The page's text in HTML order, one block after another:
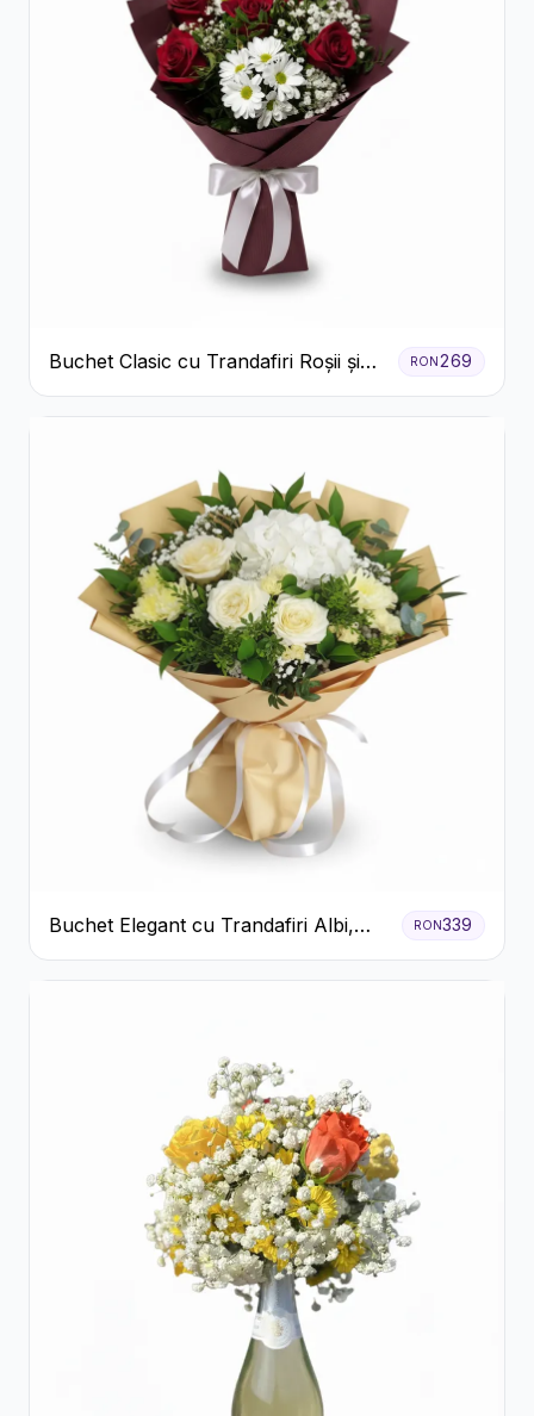
Buchet Clasic cu Trandafiri Roșii și
Crizanteme Albe
RON269
Buchet Elegant cu Trandafiri Albi,
Hortensie și Crizanteme Crem
RON339